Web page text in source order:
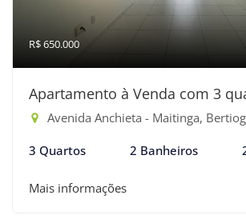
R$ 650.000
Apartamento à Venda com 3
Avenida Anchieta - Maitinga,
3 Quartos 2 Banheiros
Mais informações